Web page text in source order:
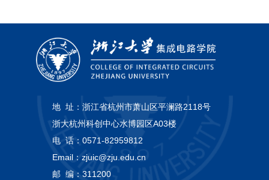
地 址： 浙江省杭州市萧山区平澜路2118号
浙大杭州科创中心水博园区A03楼
电 话： 0571-82959812
Email： zjuic@zju.edu.cn
邮 编： 311200